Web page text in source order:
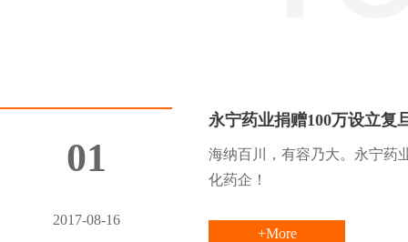
01
2017-08-16
永宁药业捐赠100万设立复
海纳百川，有容乃大。永宁药
化药企！
+More